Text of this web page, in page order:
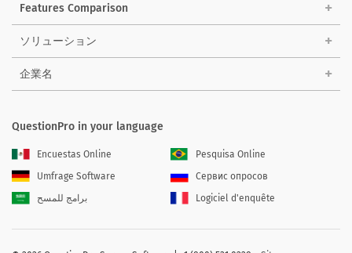
Features Comparison
ソリューション
企業名
QuestionPro in your language
Encuestas Online
Pesquisa Online
Umfrage Software
Сервис опросов
برامج للمسح
Logiciel d'enquête